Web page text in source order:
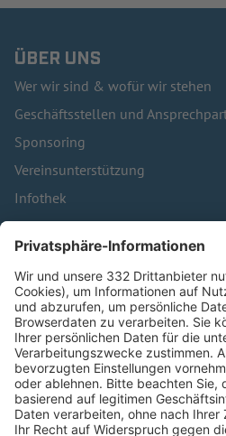
ÜBER UNS
Wer wir sind & wofür wir stehen
Geschäftsstellen und
Sponsoring
Vereinsunterstützung
Infothek
Kontakt
HÄUFIG BESUCHTE
Pässe und Vereinswechsel
Trainerausbildung
Schulungsangebot
BFV-Geschäftsstellen
Trainerbörse